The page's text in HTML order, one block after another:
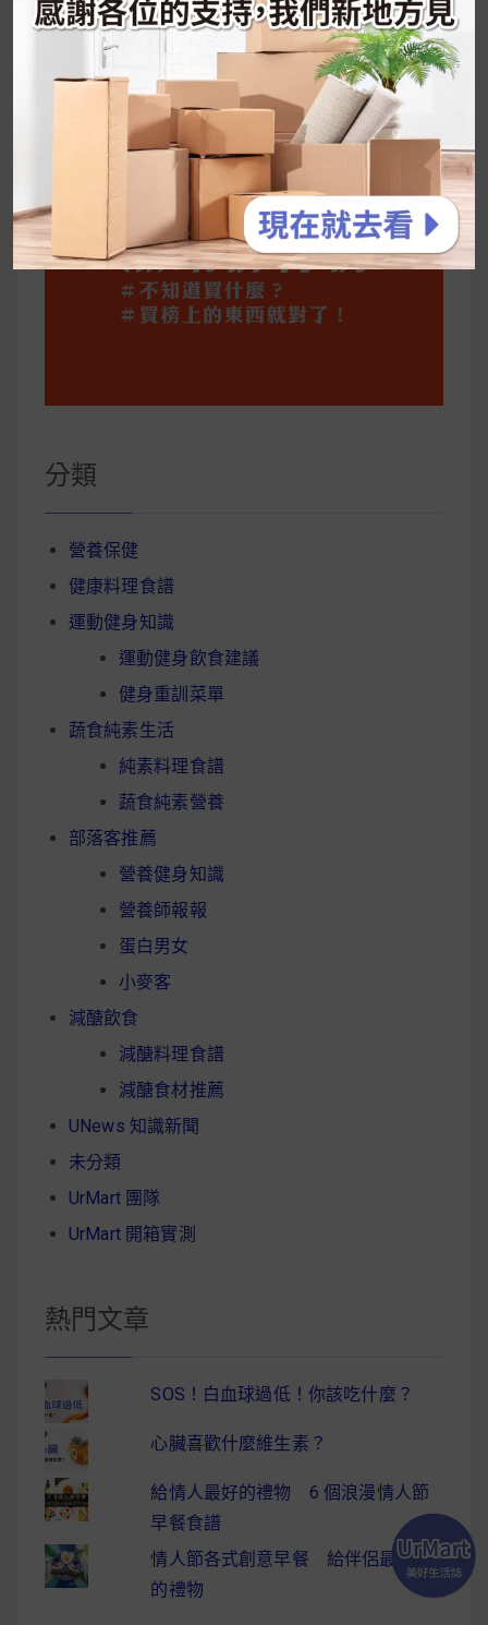
維持全攻略
公主營養師：飲食改變也是能快樂執行的！6 個
你一定要知道的技巧
分類
營養保健
健康料理食譜
運動健身知識
運動健身飲食建議
健身重訓菜單
蔬食純素生活
純素料理食譜
蔬食純素營養
部落客推薦
營養健身知識
營養師報報
蛋白男女
小麥客
減醣飲食
減醣料理食譜
減醣食材推薦
UNews 知識新聞
未分類
UrMart 團隊
UrMart 開箱實測
熱門文章
SOS！白血球過低！你該吃什麼？
心臟喜歡什麼維生素？
給情人最好的禮物 6 個浪漫情人節
早餐食譜
情人節各式創意早餐 給伴侶最驚喜
的禮物